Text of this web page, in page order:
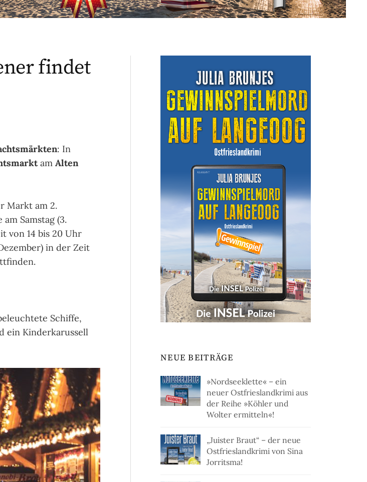
findet
: In
am Alten
Markt am 2.
Samstag (3.
von 14 bis 20 Uhr
in der Zeit
Schiffe,
ein Kinderkarussell
NEUE BEITRÄGE
»Nordseeklette« – ein
neuer Ostfrieslandkrimi aus
der Reihe »Köhler und
Wolter ermitteln«!
„Juister Braut“ – der neue
Ostfrieslandkrimi von Sina
Jorritsma!